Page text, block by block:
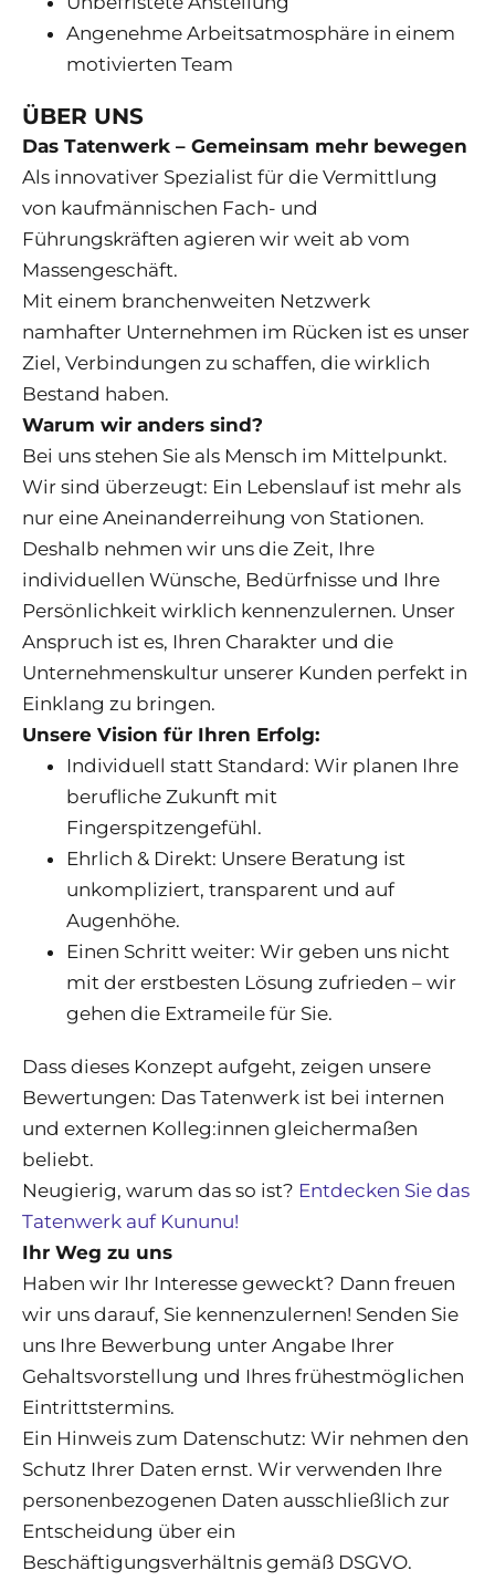
Angenehme Arbeitsatmosphäre in einem
motivierten Team
ÜBER UNS
Das Tatenwerk – Gemeinsam mehr bewegen
Als innovativer Spezialist für die Vermittlung
von kaufmännischen Fach- und
Führungskräften agieren wir weit ab vom
Massengeschäft.
Mit einem branchenweiten Netzwerk
namhafter Unternehmen im Rücken ist es unser
Ziel, Verbindungen zu schaffen, die wirklich
Bestand haben.
Warum wir anders sind?
Bei uns stehen Sie als Mensch im Mittelpunkt.
Wir sind überzeugt: Ein Lebenslauf ist mehr als
nur eine Aneinanderreihung von Stationen.
Deshalb nehmen wir uns die Zeit, Ihre
individuellen Wünsche, Bedürfnisse und Ihre
Persönlichkeit wirklich kennenzulernen. Unser
Anspruch ist es, Ihren Charakter und die
Unternehmenskultur unserer Kunden perfekt in
Einklang zu bringen.
Unsere Vision für Ihren Erfolg:
Individuell statt Standard: Wir planen Ihre
berufliche Zukunft mit
Fingerspitzengefühl.
Ehrlich & Direkt: Unsere Beratung ist
unkompliziert, transparent und auf
Augenhöhe.
Einen Schritt weiter: Wir geben uns nicht
mit der erstbesten Lösung zufrieden – wir
gehen die Extrameile für Sie.
Dass dieses Konzept aufgeht, zeigen unsere
Bewertungen: Das Tatenwerk ist bei internen
und externen Kolleg:innen gleichermaßen
beliebt.
Neugierig, warum das so ist? Entdecken Sie das
Tatenwerk auf Kununu!
Ihr Weg zu uns
Haben wir Ihr Interesse geweckt? Dann freuen
wir uns darauf, Sie kennenzulernen! Senden Sie
uns Ihre Bewerbung unter Angabe Ihrer
Gehaltsvorstellung und Ihres frühestmöglichen
Eintrittstermins.
Ein Hinweis zum Datenschutz: Wir nehmen den
Schutz Ihrer Daten ernst. Wir verwenden Ihre
personenbezogenen Daten ausschließlich zur
Entscheidung über ein
Beschäftigungsverhältnis gemäß DSGVO.